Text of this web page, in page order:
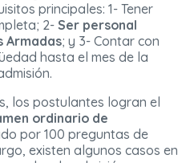
principales: 1- Tener
2-Ser personal
Armadas; y 3- Contar con
hasta el mes de la
los postulantes logran el
ordinario de
por 100 preguntas de
existen algunos casos en